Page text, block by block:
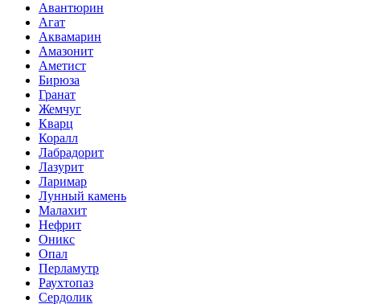
Авантюрин
Агат
Аквамарин
Амазонит
Аметист
Бирюза
Гранат
Жемчуг
Кварц
Коралл
Лабрадорит
Лазурит
Ларимар
Лунный камень
Малахит
Нефрит
Оникс
Опал
Перламутр
Раухтопаз
Сердолик